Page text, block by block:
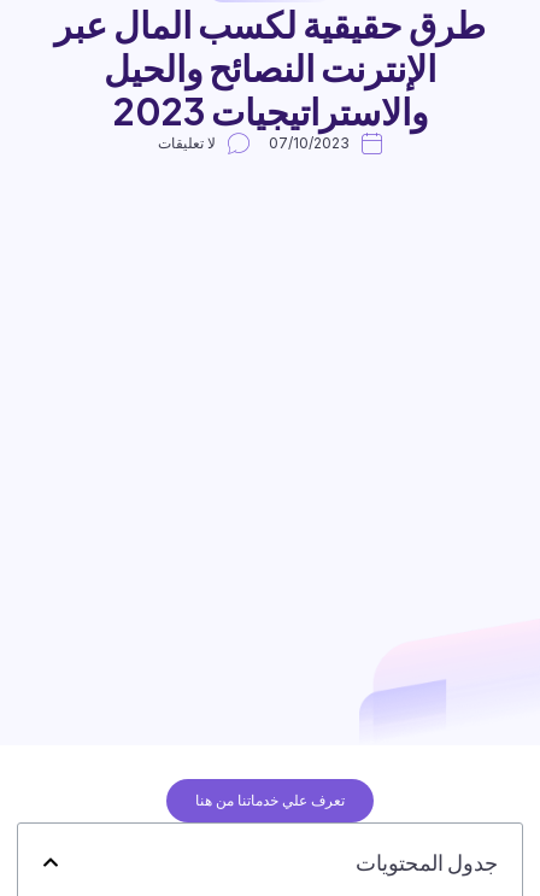
طرق حقيقية لكسب المال عبر
الإنترنت النصائح والحيل
والاستراتيجيات 2023
07/10/2023 لا تعليقات
تعرف علي خدماتنا من هنا
جدول المحتويات